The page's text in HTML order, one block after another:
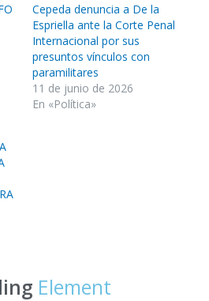
Cepeda denuncia a De la
Espriella ante la Corte Penal
Internacional por sus
presuntos vínculos con
paramilitares
11 de junio de 2026
En «Política»
Element